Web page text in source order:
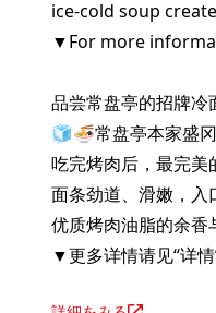
ice-cold soup
▼For more
品尝常盘亭的招牌
🧊🍜常盘亭本家盛
吃完烤肉后，最完美
面条劲道、滑嫩，
优质烤肉油脂的余
▼更多详情请见“详情